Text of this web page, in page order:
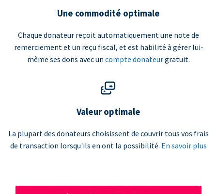
Une commodité optimale
Chaque donateur reçoit automatiquement une note de
remerciement et un reçu fiscal, et est habilité à gérer lui-
même ses dons avec un compte donateurgratuit.
Valeur optimale
La plupart des donateurs choisissent de couvrir tous vos frais
de transaction lorsqu'ils en ont la possibilité. En savoir plus